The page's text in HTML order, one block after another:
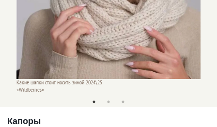
Какие шапки стоит носить зимой 2024\25
«Wildberries»
Капоры